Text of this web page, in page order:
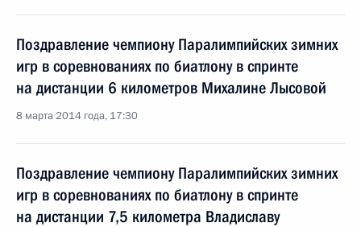
Поздравление чемпиону Паралимпийских зимних
игр в соревнованиях по биатлону в спринте
на дистанции 6 километров Михалине Лысовой
8 марта 2014 года, 17:30
Поздравление чемпиону Паралимпийских зимних
игр в соревнованиях по биатлону в спринте
на дистанции 7,5 километра Владиславу